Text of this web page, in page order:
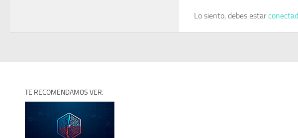
Lo siento, debes estar
TE RECOMENDAMOS VER: